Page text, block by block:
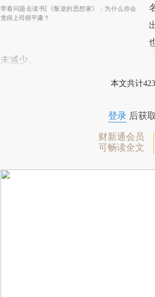
带着问题去读书|《叛逆的思想家》：为什么你会
觉得上司很平庸？
未减少。
本文共计
登录后获
财新通会员
可畅读全文